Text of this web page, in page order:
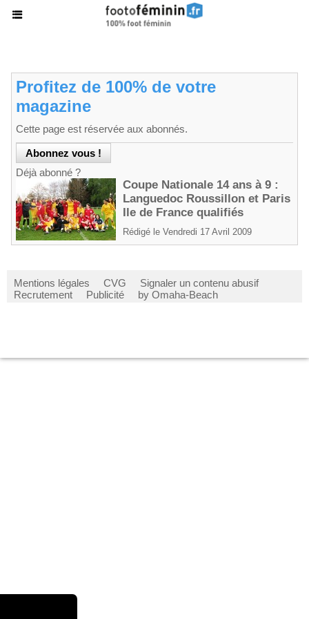
Profitez de 100% de votre
magazine
Cette page est réservée aux abonnés.
Déjà abonné ?
Coupe Nationale 14 ans à 9 :
Languedoc Roussillon et Paris
Ile de France qualifiés
Rédigé le Vendredi 17 Avril 2009
Mentions légales CVG
Signaler un contenu abusif
Recrutement
Publicité by Omaha-Beach